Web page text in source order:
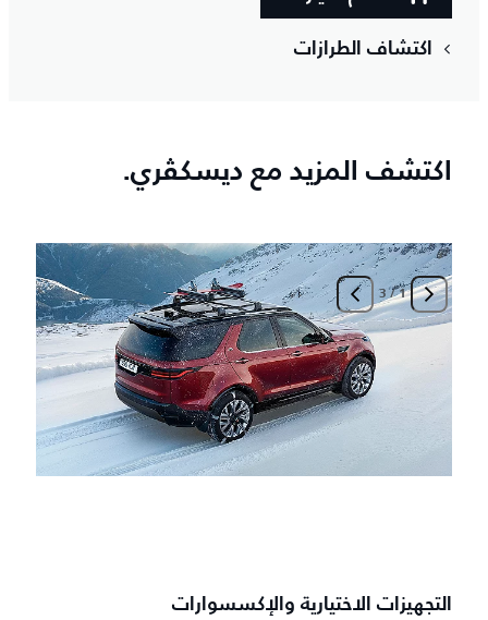
اكتشاف الطرازات
اكتشف المزيد مع ديسكڤري.
1
/
3
التجهيزات الاختيارية والإكسسوارات